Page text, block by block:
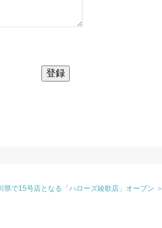
県で15号店となる「ハローズ綾歌店」オープン ＞